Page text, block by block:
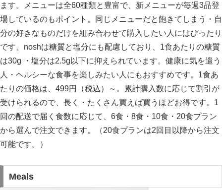
ます。メニューは全60種類と豊富で、新メニューが毎週3品登
場しているのもポイント。同じメニューだと飽きてしまう・自
分の好きなものだけを組み合わせて購入したい人にはぴったり
です。noshは糖質と塩分にも配慮しており、1食あたりの糖質
は30g ・塩分は2.5g以下に抑えられています。健康に気を遣う
人・ヘルシーな食事を楽しみたい人にもおすすめです。1食あ
たりの価格は、499円（税込）～。累計購入数に応じて割引が
受けられるので、長く・たくさん買えば買うほどお得です。1
回の配送で届く食数に応じて、6食・8食・10食・20食プラン
から選んで注文できます。（20食プランは2回目以降から注文
可能です。）
Meals